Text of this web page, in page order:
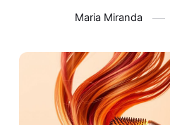
Maria Miranda